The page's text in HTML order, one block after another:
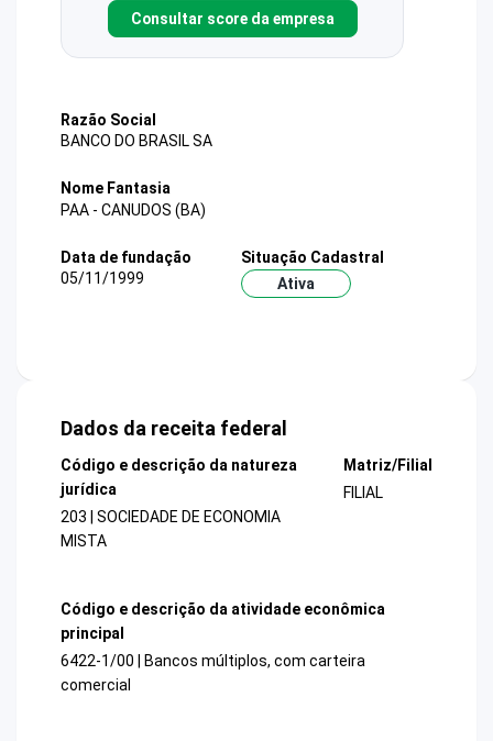
Consultar score da empresa
Razão Social
BANCO DO BRASIL SA
Nome Fantasia
PAA - CANUDOS (BA)
Data de fundação
05/11/1999
Situação Cadastral
Ativa
Dados da receita federal
Código e descrição da natureza
jurídica
203 | SOCIEDADE DE ECONOMIA
MISTA
Matriz/Filial
FILIAL
Código e descrição da atividade econômica
principal
6422-1/00 | Bancos múltiplos, com carteira
comercial